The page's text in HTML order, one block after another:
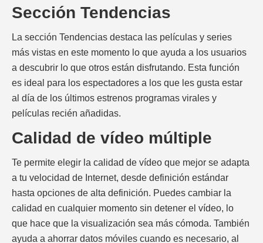
Sección Tendencias
La sección Tendencias destaca las películas y series
más vistas en este momento lo que ayuda a los usuarios
a descubrir lo que otros están disfrutando. Esta función
es ideal para los espectadores a los que les gusta estar
al día de los últimos estrenos programas virales y
películas recién añadidas.
Calidad de vídeo múltiple
Te permite elegir la calidad de vídeo que mejor se adapta
a tu velocidad de Internet, desde definición estándar
hasta opciones de alta definición. Puedes cambiar la
calidad en cualquier momento sin detener el vídeo, lo
que hace que la visualización sea más cómoda. También
ayuda a ahorrar datos móviles cuando es necesario, al